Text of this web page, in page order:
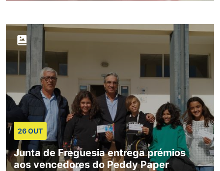
26 OUT
Junta de Freguesia entrega prémios
aos vencedores do Peddy Paper